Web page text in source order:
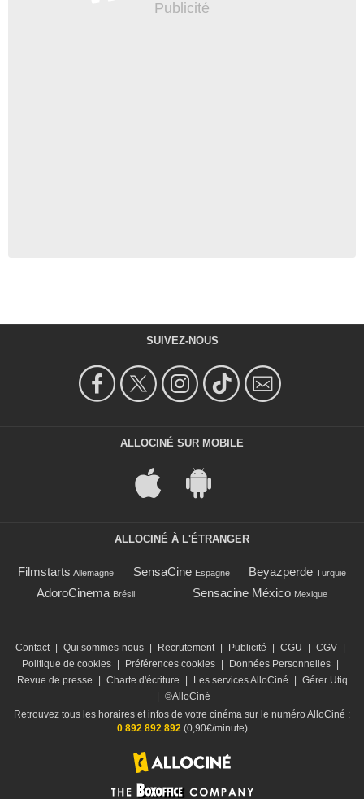
SUIVEZ-NOUS
ALLOCINÉ SUR MOBILE
ALLOCINÉ À L'ÉTRANGER
Filmstarts Allemagne SensaCine Espagne Beyazperde Turquie
AdoroCinema Brésil Sensacine México Mexique
Contact | Qui sommes-nous | Recrutement | Publicité | CGU | CGV |
Politique de cookies | Préférences cookies | Données Personnelles |
Revue de presse
| Charte d'écriture | Les services AlloCiné | Gérer Utiq
| ©AlloCiné
Retrouvez tous les horaires et infos de votre cinéma sur le numéro AlloCiné :
0 892 892 892 (0,90€/minute)